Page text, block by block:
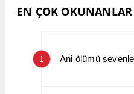
EN ÇOK OKUNANLAR
1 Ani ölümü